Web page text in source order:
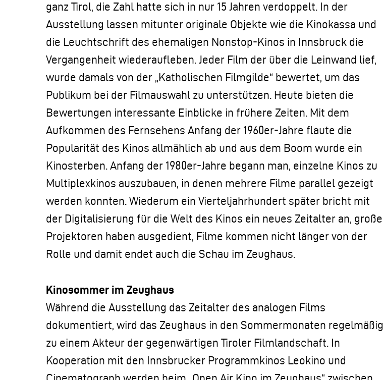
ganz Tirol, die Zahl hatte sich in nur 15 Jahren verdoppelt. In der
Ausstellung lassen mitunter originale Objekte wie die Kinokassa und
die Leuchtschrift des ehemaligen Nonstop-Kinos in Innsbruck die
Vergangenheit wiederaufleben. Jeder Film der über die Leinwand lief,
wurde damals von der „Katholischen Filmgilde“ bewertet, um das
Publikum bei der Filmauswahl zu unterstützen. Heute bieten die
Bewertungen interessante Einblicke in frühere Zeiten. Mit dem
Aufkommen des Fernsehens Anfang der 1960er-Jahre flaute die
Popularität des Kinos allmählich ab und aus dem Boom wurde ein
Kinosterben. Anfang der 1980er-Jahre begann man, einzelne Kinos zu
Multiplexkinos auszubauen, in denen mehrere Filme parallel gezeigt
werden konnten. Wiederum ein Vierteljahrhundert später bricht mit
der Digitalisierung für die Welt des Kinos ein neues Zeitalter an, große
Projektoren haben ausgedient, Filme kommen nicht länger von der
Rolle und damit endet auch die Schau im Zeughaus.
Kinosommer im Zeughaus
Während die Ausstellung das Zeitalter des analogen Films
dokumentiert, wird das Zeughaus in den Sommermonaten regelmäßig
zu einem Akteur der gegenwärtigen Tiroler Filmlandschaft. In
Kooperation mit den Innsbrucker Programmkinos Leokino und